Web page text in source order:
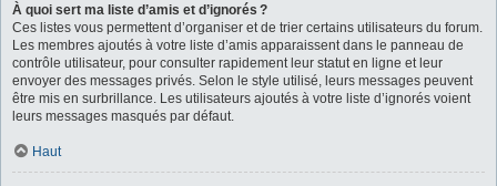
À quoi sert ma liste d’amis et d’ignorés ?
Ces listes vous permettent d’organiser et de trier certains utilisateurs du forum.
Les membres ajoutés à votre liste d’amis apparaissent dans le panneau de
contrôle utilisateur, pour consulter rapidement leur statut en ligne et leur
envoyer des messages privés. Selon le style utilisé, leurs messages peuvent
être mis en surbrillance. Les utilisateurs ajoutés à votre liste d’ignorés voient
leurs messages masqués par défaut.
Haut